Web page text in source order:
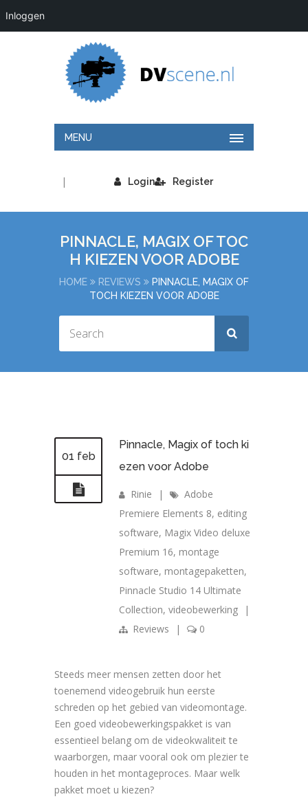
Inloggen
MENU
Login
| Register
PINNACLE, MAGIX OF TOC
H KIEZEN VOOR ADOBE
HOME REVIEWS
PINNACLE, MAGIX OF
TOCH KIEZEN VOOR ADOBE
01 feb
Pinnacle, Magix of toch ki
ezen voor Adobe
Rinie |
Adobe
Premiere Elements 8, editing
software, Magix Video deluxe
Premium 16, montage
software, montagepaketten,
Pinnacle Studio 14 Ultimate
Collection, videobewerking
|
Reviews
| 0
Steeds meer mensen zetten door het
toenemend videogebruik hun eerste
schreden op het gebied van videomontage.
Een goed videobewerkingspakket is van
essentieel belang om de videokwaliteit te
waarborgen, maar vooral ook om plezier te
houden in het montageproces. Maar welk
pakket moet u kiezen?